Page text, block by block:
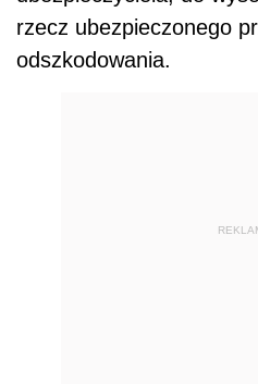
rzecz ubezpieczonego
odszkodowania.